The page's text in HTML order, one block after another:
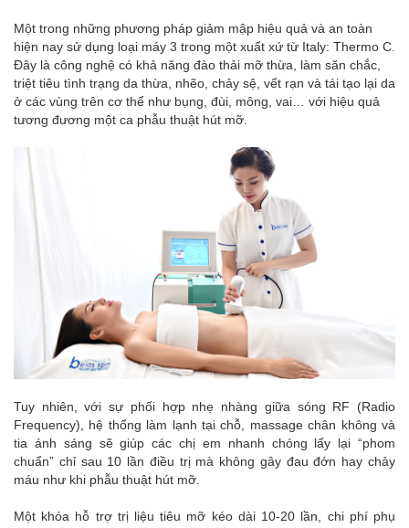
Một trong những phương pháp giảm mập hiệu quả và an toàn
hiện nay sử dụng loại máy 3 trong một xuất xứ từ Italy: Thermo C.
Đây là công nghệ có khả năng đào thải mỡ thừa, làm săn chắc,
triệt tiêu tình trạng da thừa, nhẽo, chảy sệ, vết rạn và tái tạo lại da
ở các vùng trên cơ thể như bụng, đùi, mông, vai… với hiệu quả
tương đương một ca phẫu thuật hút mỡ.
Tuy nhiên, với sự phối hợp nhẹ nhàng giữa sóng RF (Radio
Frequency), hệ thống làm lạnh tại chỗ, massage chân không và
tia ánh sáng sẽ giúp các chị em nhanh chóng lấy lại “phom
chuẩn” chỉ sau 10 lần điều trị mà không gây đau đớn hay chảy
máu như khi phẫu thuật hút mỡ.
Một khóa hỗ trợ trị liệu tiêu mỡ kéo dài 10-20 lần, chi phí phụ